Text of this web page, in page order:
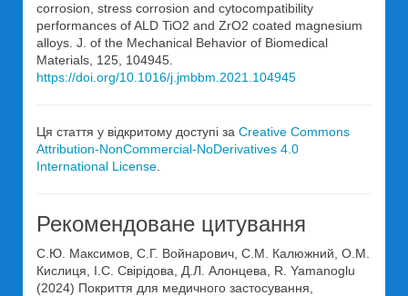
corrosion, stress corrosion and cytocompatibility
performances of ALD TiO2 and ZrO2 coated magnesium
alloys. J. of the Mechanical Behavior of Biomedical
Materials, 125, 104945.
https://doi.org/10.1016/j.jmbbm.2021.104945
Ця стаття у відкритому доступі за Creative Commons
Attribution-NonCommercial-NoDerivatives 4.0
International License
Рекомендоване цитування
С.Ю. Максимов, С.Г. Войнарович, С.М. Калюжний, О.М.
Кислиця, І.С. Свірідова, Д.Л. Алонцева, R. Yamanoglu
(2024) Покриття для медичного застосування,